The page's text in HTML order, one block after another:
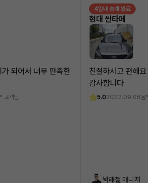
되어서 너무 만족한
고객님
4일내 승계 완료
현대 싼타페
친절하시고 편해
감사합니다
5.02022.09.06윤
박래철 매니저